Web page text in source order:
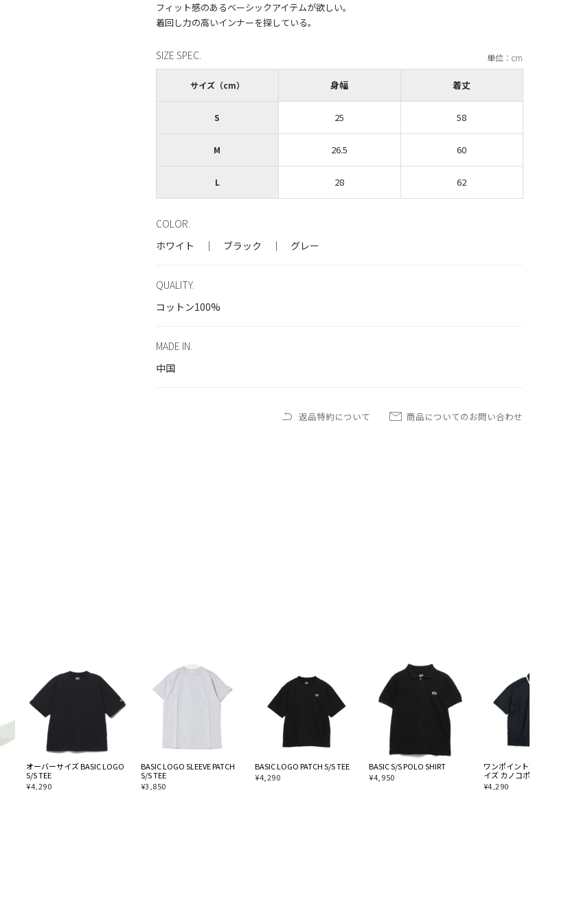
フィット感のあるベーシックアイテムが欲しい。
SIZE SPEC.
サイズ（cm） 身幅 着丈
S 25 58
M 26.5 60
L 28 62
COLOR.
ホワイト ｜ ブラック ｜ グレー
QUALITY.
コットン100%
MADE IN.
中国
返品特約について 商品についてのお問い合わせ
オーバーサイズ BASIC LOGO
S/S TEE
¥4,290
BASIC LOGO SLEEVE PATCH
S/S TEE
¥3,850
BASIC LOGO PATCH S/S TEE
¥4,290
BASIC S/S POLO SHIRT
¥4,950
ワンポイント刺繍 オー
イズ カノコポロシャツ
¥4,290